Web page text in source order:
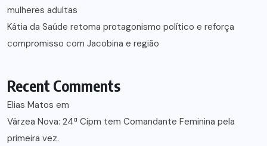
mulheres adultas
Kátia da Saúde retoma protagonismo político e reforça
compromisso com Jacobina e região
Recent Comments
Elias Matos em
Várzea Nova: 24ª Cipm tem Comandante Feminina pela
primeira vez.